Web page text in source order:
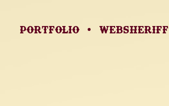
Portfolio Websheriff